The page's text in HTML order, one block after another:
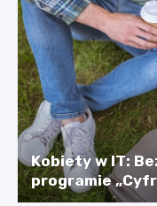
Kobiety w IT:
programie